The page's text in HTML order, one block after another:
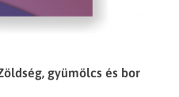
gyümölcs és bor